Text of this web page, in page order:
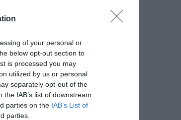
of your personal or
below opt-out section to
is processed you may
utilized by us or personal
separately opt-out of the
IAB’s list of downstream
parties on the IAB’s List of
parties.